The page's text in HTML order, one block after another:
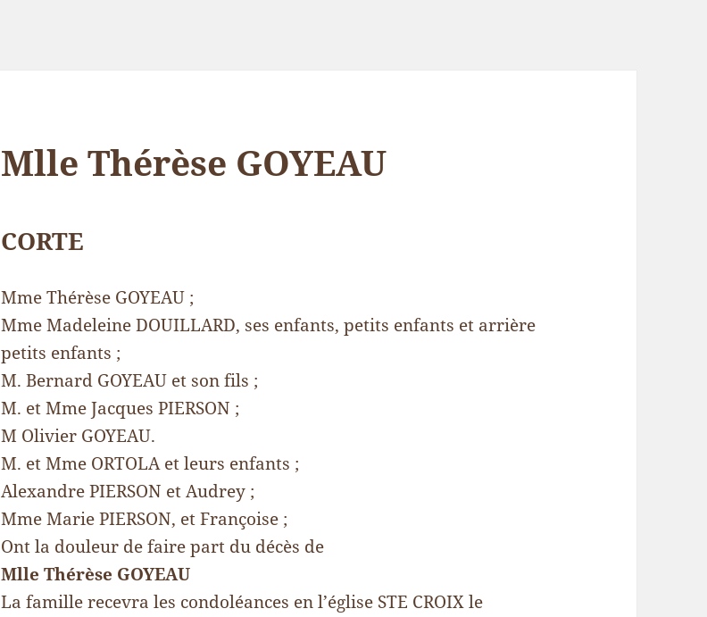
Mlle Thérèse GOYEAU
CORTE
Mme Thérèse GOYEAU ;
Mme Madeleine DOUILLARD, ses enfants, petits enfants et arrière
petits enfants ;
M. Bernard GOYEAU et son fils ;
M. et Mme Jacques PIERSON ;
M Olivier GOYEAU.
M. et Mme ORTOLA et leurs enfants ;
Alexandre PIERSON et Audrey ;
Mme Marie PIERSON, et Françoise ;
Ont la douleur de faire part du décès de
Mlle Thérèse GOYEAU
La famille recevra les condoléances en l’église STE CROIX le